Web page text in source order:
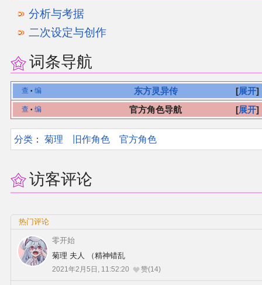
分析与考据
二次设定与创作
词条导航
展开
查 • 编
东方灵异传
展开
查 • 编 官方角色导航
分类 ：​ 菊理 旧作角色 官方角色
访客评论
热门评论
零开始
菊理 夫人 （精神错乱
2021年2月5日, 11:52:20 赞(14)
其他
联系管理员
关于THBWiki
捐款支持